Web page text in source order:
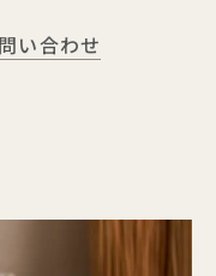
い合わせ